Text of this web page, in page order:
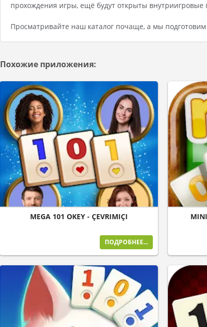
прохождения игры, ещё будут открыты внутриигровые
Просматривайте наш каталог почаще, а мы
Похожие приложения:
MEGA 101 OKEY - ÇEVRIMIÇI
ПОДРОБНЕЕ...